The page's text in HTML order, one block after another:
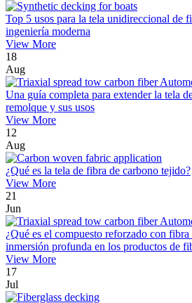
Top 5 usos para la tela unidireccional de
ingeniería moderna
View More
18
Aug
Una guía completa para extender la tela
remolque y sus usos
View More
12
Aug
¿Qué es la tela de fibra de carbono tejido?
View More
21
Jun
¿Qué es el compuesto reforzado con
inmersión profunda en los productos de
View More
17
Jul